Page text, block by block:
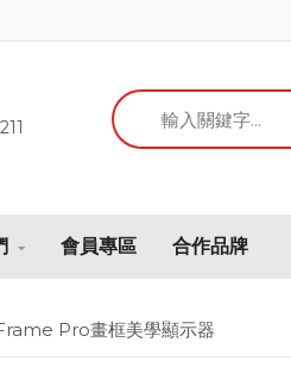
會員專區 合作品牌
Pro畫框美學顯示器